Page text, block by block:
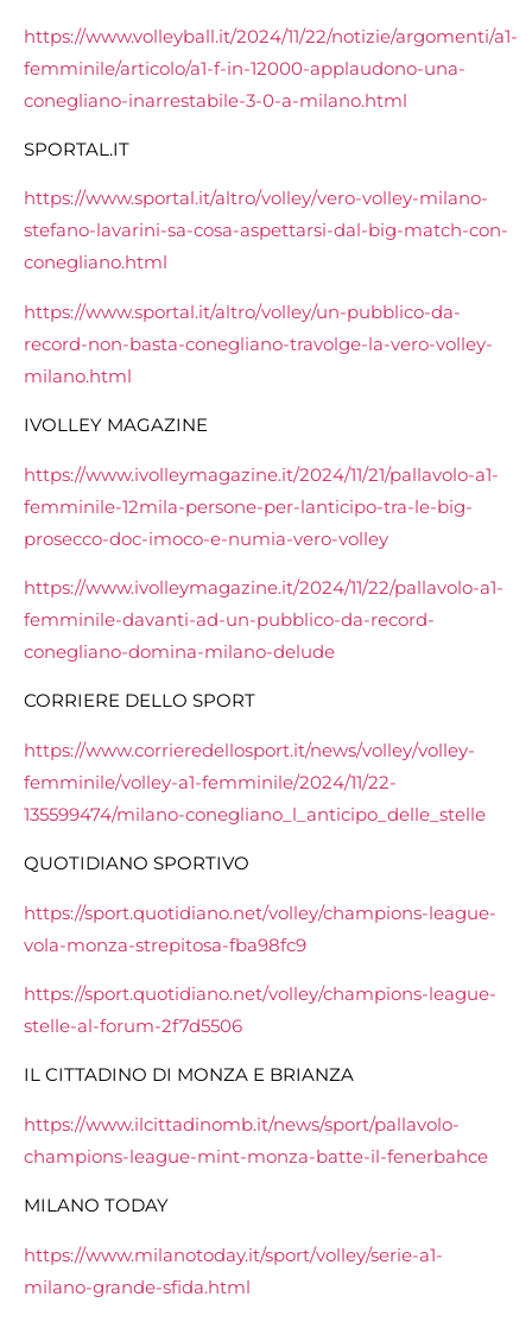
https://www.volleyball.it/2024/11/22/notizie/argomenti/a1-
femminile/articolo/a1-f-in-12000-applaudono-una-
conegliano-inarrestabile-3-0-a-milano.html
SPORTAL.IT
https://www.sportal.it/altro/volley/vero-volley-milano-
stefano-lavarini-sa-cosa-aspettarsi-dal-big-match-con-
conegliano.html
https://www.sportal.it/altro/volley/un-pubblico-da-
record-non-basta-conegliano-travolge-la-vero-volley-
milano.html
IVOLLEY MAGAZINE
https://www.ivolleymagazine.it/2024/11/21/pallavolo-a1-
femminile-12mila-persone-per-lanticipo-tra-le-big-
prosecco-doc-imoco-e-numia-vero-volley
https://www.ivolleymagazine.it/2024/11/22/pallavolo-a1-
femminile-davanti-ad-un-pubblico-da-record-
conegliano-domina-milano-delude
CORRIERE DELLO SPORT
https://www.corrieredellosport.it/news/volley/volley-
femminile/volley-a1-femminile/2024/11/22-
135599474/milano-conegliano_l_anticipo_delle_stelle
QUOTIDIANO SPORTIVO
https://sport.quotidiano.net/volley/champions-league-
vola-monza-strepitosa-fba98fc9
https://sport.quotidiano.net/volley/champions-league-
stelle-al-forum-2f7d5506
IL CITTADINO DI MONZA E BRIANZA
https://www.ilcittadinomb.it/news/sport/pallavolo-
champions-league-mint-monza-batte-il-fenerbahce
MILANO TODAY
https://www.milanotoday.it/sport/volley/serie-a1-
milano-grande-sfida.html